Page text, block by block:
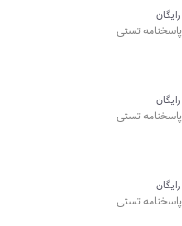
رایگان
پاسخنامه تستی
رایگان
پاسخنامه تستی
رایگان
پاسخنامه تستی